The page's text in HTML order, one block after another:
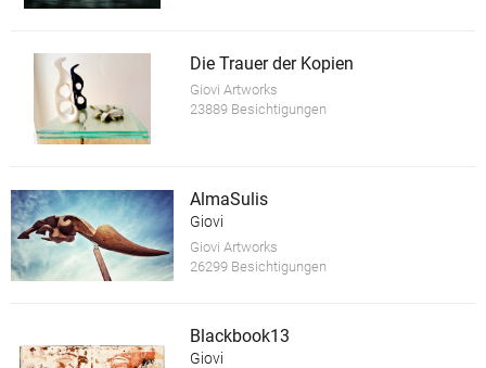
Die Trauer der Kopien
Giovi Artworks
23889 Besichtigungen
AlmaSulis
Giovi
Giovi Artworks
26299 Besichtigungen
Blackbook13
Giovi